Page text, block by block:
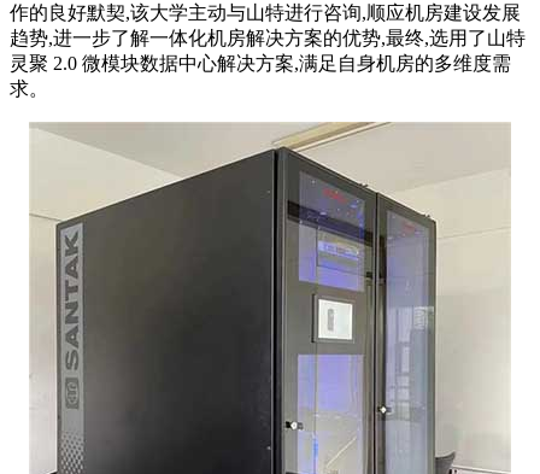
作的良好默契,该大学主动与山特进行咨询,顺应机房建设发展
趋势,进一步了解一体化机房解决方案的优势,最终,选用了山特
灵聚 2.0 微模块数据中心解决方案,满足自身机房的多维度需
求。